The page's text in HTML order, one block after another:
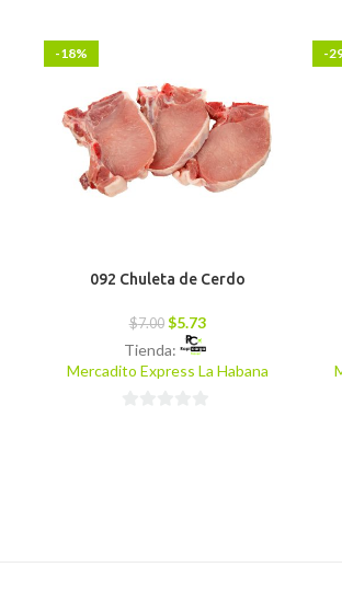
-18%
092 Chuleta de Cerdo
$7.00 $5.73
Tienda:
Mercadito Express La Habana
-